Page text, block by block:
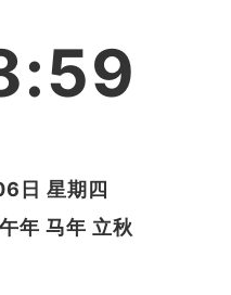
日 星期四
年 马年 立秋